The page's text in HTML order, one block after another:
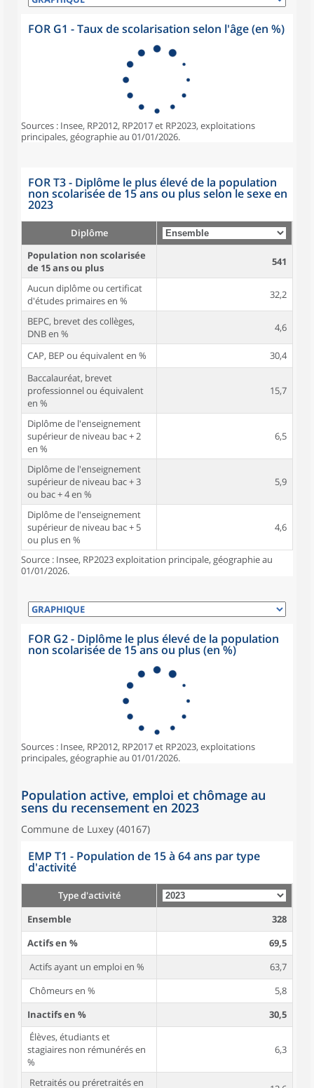
FOR G1 - Taux de scolarisation selon l'âge (en %)
Sources : Insee, RP2012, RP2017 et RP2023, exploitations
principales, géographie au 01/01/2026.
FOR T3 - Diplôme le plus élevé de la population
non scolarisée de 15 ans ou plus selon le sexe en
2023
Diplôme
Population non scolarisée
de 15 ans ou plus
541
Aucun diplôme ou certificat
d'études primaires en %
32,2
BEPC, brevet des collèges,
DNB en %
4,6
CAP, BEP ou équivalent en %
30,4
Baccalauréat, brevet
professionnel ou équivalent
en %
15,7
Diplôme de l'enseignement
supérieur de niveau bac + 2
en %
6,5
Diplôme de l'enseignement
supérieur de niveau bac + 3
ou bac + 4 en %
5,9
Diplôme de l'enseignement
supérieur de niveau bac + 5
ou plus en %
4,6
Source : Insee, RP2023 exploitation principale, géographie au
01/01/2026.
FOR G2 - Diplôme le plus élevé de la population
non scolarisée de 15 ans ou plus (en %)
Sources : Insee, RP2012, RP2017 et RP2023, exploitations
principales, géographie au 01/01/2026.
Population active, emploi et chômage au
sens du recensement en 2023
Commune de Luxey (40167)
EMP T1 - Population de 15 à 64 ans par type
d'activité
Type d'activité
Ensemble
328
Actifs en %
69,5
Actifs ayant un emploi en %
63,7
Chômeurs en %
5,8
Inactifs en %
30,5
Élèves, étudiants et
stagiaires non rémunérés en
%
6,3
Retraités ou préretraités en